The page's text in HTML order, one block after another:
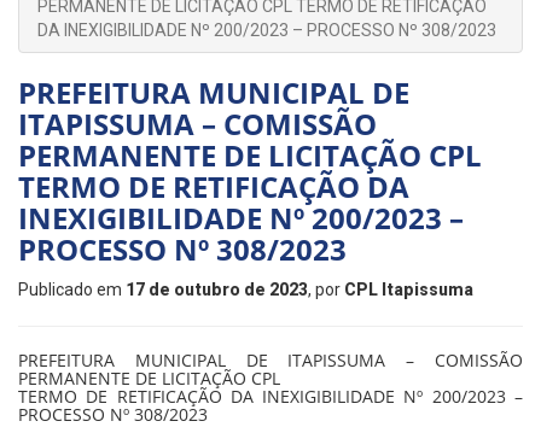
PERMANENTE DE LICITAÇÃO CPL TERMO DE RETIFICAÇÃO
DA INEXIGIBILIDADE Nº 200/2023 – PROCESSO Nº 308/2023
PREFEITURA MUNICIPAL DE
ITAPISSUMA – COMISSÃO
PERMANENTE DE LICITAÇÃO CPL
TERMO DE RETIFICAÇÃO DA
INEXIGIBILIDADE Nº 200/2023 –
PROCESSO Nº 308/2023
Publicado em 17 de outubro de 2023, por CPL Itapissuma
PREFEITURA MUNICIPAL DE ITAPISSUMA – COMISSÃO
PERMANENTE DE LICITAÇÃO CPL
TERMO DE RETIFICAÇÃO DA INEXIGIBILIDADE Nº 200/2023 –
PROCESSO Nº 308/2023